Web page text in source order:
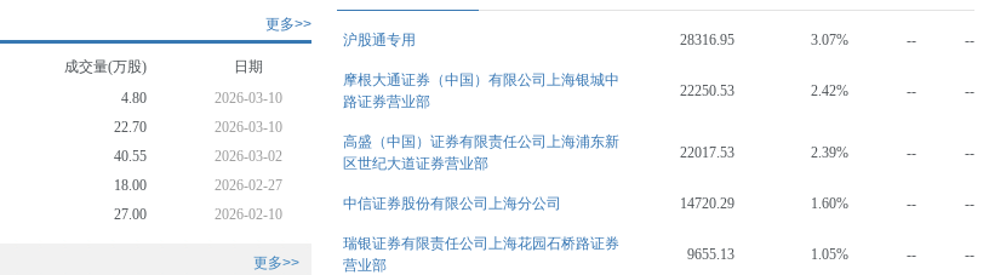
更多>>
成交量(万股)
日期
4.80
2026-03-10
22.70
2026-03-10
40.55
2026-03-02
18.00
2026-02-27
27.00 2026-02-10
更多>>
沪股通专用 28316.95 3.07% -- --
摩根大通证券（中国）有限公司上海银城中
路证券营业部
22250.53 2.42% -- --
高盛（中国）证券有限责任公司上海浦东新
区世纪大道证券营业部
22017.53 2.39% -- --
中信证券股份有限公司上海分公司 14720.29 1.60% -- --
瑞银证券有限责任公司上海花园石桥路证券
营业部
9655.13 1.05% -- --